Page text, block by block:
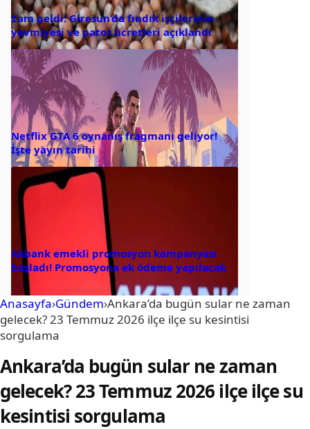
Zam geldi: Giresun’da fındık işçilerinin
yevmiyesi ve patoz ücretleri açıklandı
Netflix GTA 6 oynanış fragmanı geliyor!
İşte yayın tarihi
Akbank emekli promosyon kampanyası
başladı! Promosyona ek ödeme yapılacak
Anasayfa›Gündem›Ankara’da bugün sular ne zaman
gelecek? 23 Temmuz 2026 ilçe ilçe su kesintisi
sorgulama
Ankara’da bugün sular ne zaman
gelecek? 23 Temmuz 2026 ilçe ilçe su
kesintisi sorgulama